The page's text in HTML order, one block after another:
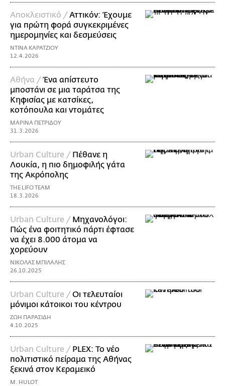
Αποκλειστικό /Αττικόν: Έχουμε
για πρώτη φορά συγκεκριμένες
ημερομηνίες και δεσμεύσεις
ΝΤΙΝΑ ΚΑΡΑΤΖΙΟΥ
12.4.2026
Αθήνα /Ένα απίστευτο
μποστάνι σε μια ταράτσα της
Κηφισίας με κατσίκες,
κοτόπουλα και ντομάτες
ΜΑΡΙΝΑ ΠΕΤΡΙΔΟΥ
31.3.2026
Urban Culture / Πέθανε η
Λουκία, η πιο δημοφιλής γάτα
της Ακρόπολης
THE LIFO TEAM
18.3.2026
Urban Culture / Μηχανολόγοι:
Πώς ένα φοιτητικό πάρτι έφτασε
να έχει 8.000 άτομα να
χορεύουν
ΝΙΚΟΛΑΣ ΜΠΙΛΑΛΗΣ
26.10.2025
Urban Culture /Οι τελευταίοι
μόνιμοι κάτοικοι του κέντρου
ΖΩΗ ΠΑΡΑΣΙΔΗ
4.10.2025
Urban Culture / PLEX: Το νέο
πολιτιστικό πείραμα της Αθήνας
ξεκινά στον Κεραμεικό
M. HULOT